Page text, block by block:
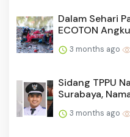
Dalam Sehari
ECOTON
3 months ago
Sidang TPPU
Surabaya,
3 months ago